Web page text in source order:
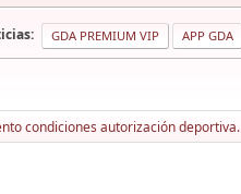
GDA PREMIUM VIP APP GDA
condiciones autorización deportiva.